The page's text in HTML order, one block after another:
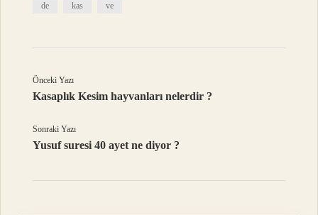
de kas ve
Önceki Yazı
Kasaplık Kesim hayvanları nelerdir ?
Sonraki Yazı
Yusuf suresi 40 ayet ne diyor ?